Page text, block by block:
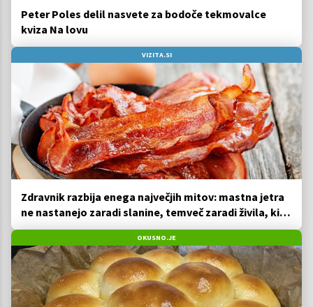
Peter Poles delil nasvete za bodoče tekmovalce
kviza Na lovu
VIZITA.SI
Zdravnik razbija enega največjih mitov: mastna jetra
ne nastanejo zaradi slanine, temveč zaradi živila, ki
ga imamo vsi radi
OKUSNO.JE